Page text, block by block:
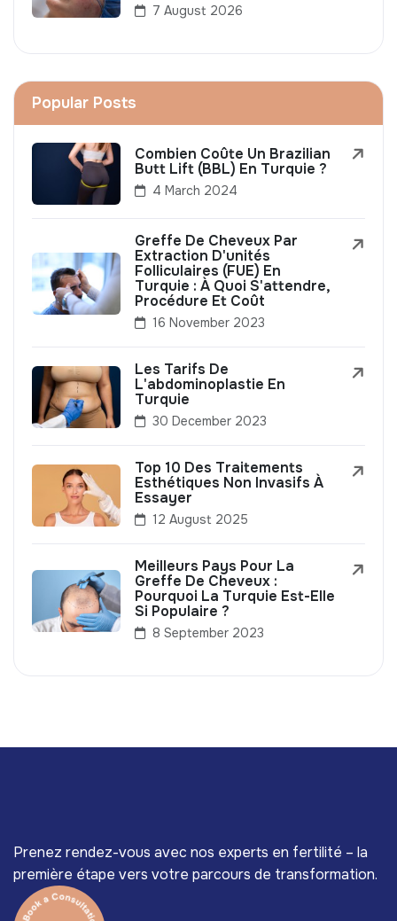
7 August 2026
Popular Posts
Combien Coûte Un Brazilian
Butt Lift (BBL) En Turquie ?
4 March 2024
Greffe De Cheveux Par
Extraction D'unités
Folliculaires (FUE) En
Turquie : À Quoi S'attendre,
Procédure Et Coût
16 November 2023
Les Tarifs De
L'abdominoplastie En
Turquie
30 December 2023
Top 10 Des Traitements
Esthétiques Non Invasifs À
Essayer
12 August 2025
Meilleurs Pays Pour La
Greffe De Cheveux :
Pourquoi La Turquie Est-Elle
Si Populaire ?
8 September 2023
Prenez rendez-vous avec nos experts en fertilité – la
première étape vers votre parcours de transformation.